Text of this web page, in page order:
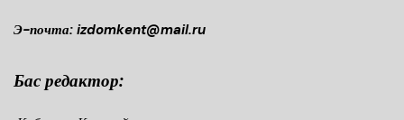
Э-почта: izdomkent@mail.ru
Бас редактор: